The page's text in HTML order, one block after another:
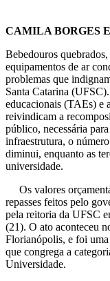
CAMILA BORGES
Bebedouros
equipamentos de ar
problemas que
Santa Catarina
educacionais (TAEs) e
reivindicam a
público, necessária
infraestrutura, o
diminui, enquanto as
universidade.
Os valores
repasses feitos pelo
pela reitoria da UFSC
(21). O ato aconteceu
Florianópolis, e foi
que congrega a
Universidade.